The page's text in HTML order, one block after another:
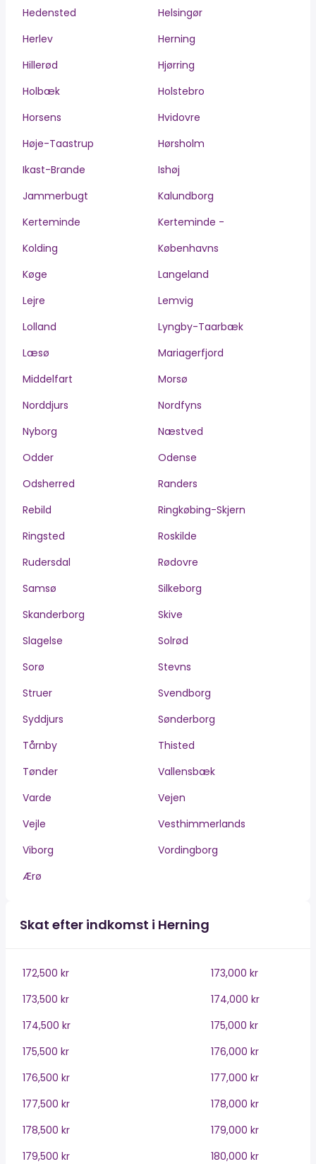
Hedensted
Helsingør
Herlev
Herning
Hillerød
Hjørring
Holbæk
Holstebro
Horsens
Hvidovre
Høje-Taastrup
Hørsholm
Ikast-Brande
Ishøj
Jammerbugt
Kalundborg
Kerteminde
Kerteminde -
Kolding
Københavns
Køge
Langeland
Lejre
Lemvig
Lolland
Lyngby-Taarbæk
Læsø
Mariagerfjord
Middelfart
Morsø
Norddjurs
Nordfyns
Nyborg
Næstved
Odder
Odense
Odsherred
Randers
Rebild
Ringkøbing-Skjern
Ringsted
Roskilde
Rudersdal
Rødovre
Samsø
Silkeborg
Skanderborg
Skive
Slagelse
Solrød
Sorø
Stevns
Struer
Svendborg
Syddjurs
Sønderborg
Tårnby
Thisted
Tønder
Vallensbæk
Varde
Vejen
Vejle
Vesthimmerlands
Viborg
Vordingborg
Ærø
Skat efter indkomst i Herning
172,500 kr
173,000 kr
173,500 kr
174,000 kr
174,500 kr
175,000 kr
175,500 kr
176,000 kr
176,500 kr
177,000 kr
177,500 kr
178,000 kr
178,500 kr
179,000 kr
179,500 kr
180,000 kr